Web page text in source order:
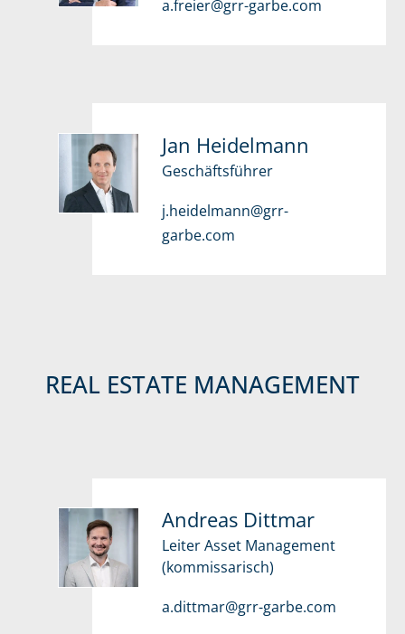
a.freier@grr-garbe.com
Jan Heidelmann
Geschäftsführer
j.heidelmann@grr-
garbe.com
REAL ESTATE MANAGEMENT
Andreas Dittmar
Leiter Asset Management
(kommissarisch)
a.dittmar@grr-garbe.com